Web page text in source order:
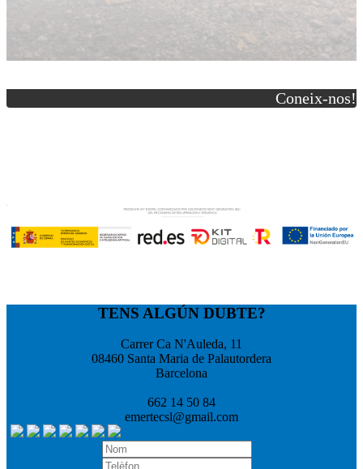
Coneix-nos!
TENS ALGÚN DUBTE?
Carrer Ca N'Auleda, 11
08460 Santa Maria de Palautordera
Barcelona
662 14 50 84
emertecsl@gmail.com